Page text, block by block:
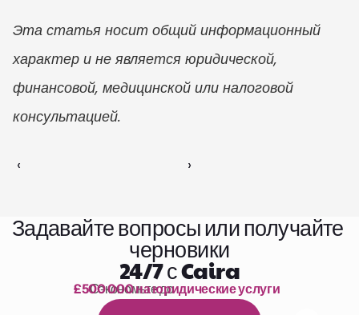
Эта статья носит общий информационный
характер и не является юридической,
финансовой, медицинской или налоговой
консультацией.
‹ ›
Задавайте вопросы или получайте
черновики
24/7 с Caira
1 000 часов чтения
Сэкономьте до
£500 000 на юридические услуги